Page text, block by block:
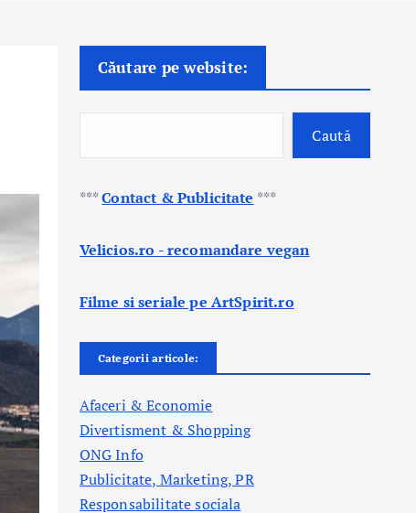
Căutare pe website:
Caută
***Contact & Publicitate ***
Velicios.ro - recomandare vegan
Filme si seriale pe ArtSpirit.ro
Categorii articole:
Afaceri & Economie
Divertisment & Shopping
ONG Info
Publicitate, Marketing, PR
Responsabilitate sociala